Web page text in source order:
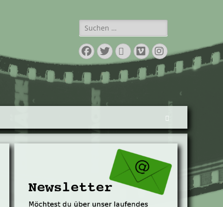
Suchen
nach:
Facebook
Twitter
E-
Mail
VimeoInstagram